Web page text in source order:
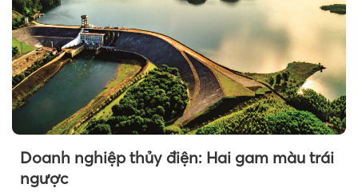
Doanh nghiệp thủy điện: Hai gam màu trái
ngược